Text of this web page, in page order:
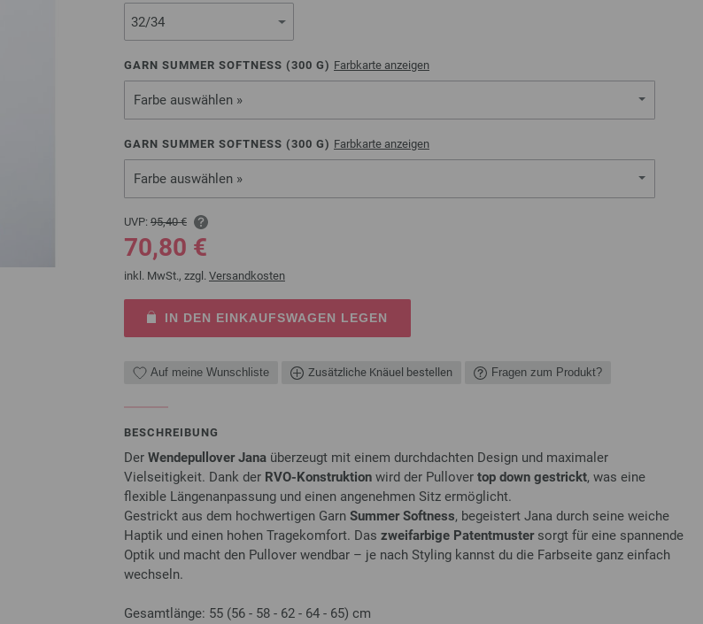
GARN SUMMER SOFTNESS (300 G) Farbkarte anzeigen
Farbe auswählen »
GARN SUMMER SOFTNESS (300 G) Farbkarte anzeigen
Farbe auswählen »
UVP: 95,40 €
70,80 €
inkl. MwSt., zzgl. Versandkosten
IN DEN EINKAUFSWAGEN LEGEN
Auf meine Wunschliste Zusätzliche Knäuel bestellen Fragen zum Produkt?
BESCHREIBUNG
Der Wendepullover Jana überzeugt mit einem durchdachten Design und maximaler
Vielseitigkeit. Dank der RVO-Konstruktion wird der Pullover top down gestrickt, was eine
flexible Längenanpassung und einen angenehmen Sitz ermöglicht.
Gestrickt aus dem hochwertigen Garn Summer Softness, begeistert Jana durch seine weiche
Haptik und einen hohen Tragekomfort. Das zweifarbige Patentmustersorgt für eine spannende
Optik und macht den Pullover wendbar – je nach Styling kannst du die Farbseite ganz einfach
wechseln.
Gesamtlänge: 55 (56 - 58 - 62 - 64 - 65) cm